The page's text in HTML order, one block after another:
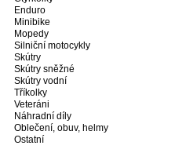
Enduro
Minibike
Mopedy
Silniční motocykly
Skútry
Skútry sněžné
Skútry vodní
Tříkolky
Veteráni
Náhradní díly
Oblečení, obuv, helmy
Ostatní